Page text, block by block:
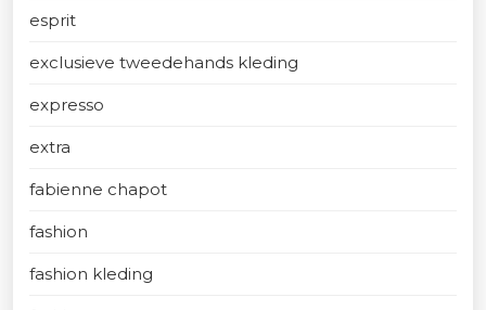
esprit
exclusieve tweedehands kleding
expresso
extra
fabienne chapot
fashion
fashion kleding